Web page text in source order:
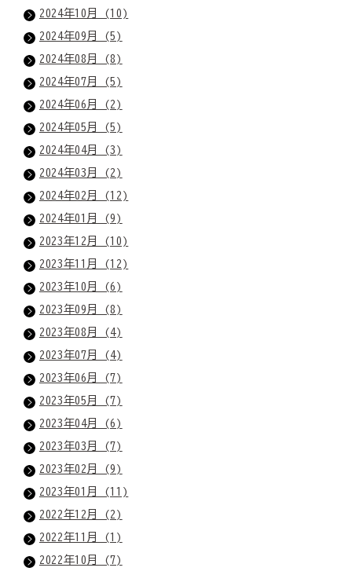
2024年10月 (10)
2024年09月 (5)
2024年08月 (8)
2024年07月 (5)
2024年06月 (2)
2024年05月 (5)
2024年04月 (3)
2024年03月 (2)
2024年02月 (12)
2024年01月 (9)
2023年12月 (10)
2023年11月 (12)
2023年10月 (6)
2023年09月 (8)
2023年08月 (4)
2023年07月 (4)
2023年06月 (7)
2023年05月 (7)
2023年04月 (6)
2023年03月 (7)
2023年02月 (9)
2023年01月 (11)
2022年12月 (2)
2022年11月 (1)
2022年10月 (7)